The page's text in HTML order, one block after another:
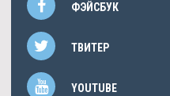
ФЭЙСБУК
ТВИТЕР
YOUTUBE